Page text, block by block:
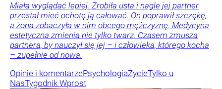
Miała wyglądać lepiej. Zrobiła usta i nagle jej partner
przestał mieć ochotę ją całować. On poprawił szczękę,
a żona zobaczyła w nim obcego mężczyznę. Medycyna
estetyczna zmienia nie tylko twarz. Czasem zmusza
partnera, by nauczył się jej – i człowieka, którego kocha
– zupełnie od nowa.
Opinie i komentarzePsychologiaŻycieTylko u
NasTygodnik Wprost